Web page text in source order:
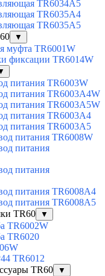
TR6034A5
TR6035A4
TR6035A5
▼
муфта TR6001W
фиксации TR6014W
питания TR6003W
питания TR6003A4W
питания TR6003A5W
питания TR6003A4
питания TR6003A5
питания TR6008W
питания
питания
питания TR6008A4
питания TR6008A5
TR60
▼
TR6002W
TR6020
TR6012
TR60
▼